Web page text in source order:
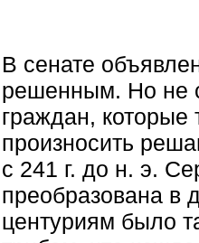
В сенате
решенным. Но не
граждан,
произносить
с 241 г. до н. э.
преобразована в
центуриям было